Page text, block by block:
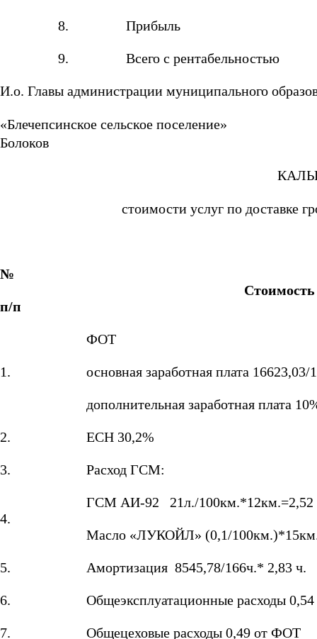
8. Прибыль
9. Всего с рентабельностью
И.о. Главы администрации муниципального
«Блечепсинское
Болоков
стоимости услуг по доставке
№
Стоимость
п/п
1.
ФОТ
основная заработная плата
дополнительная заработная плата
2. ЕСН 30,2%
3. Расход ГСМ:
4.
ГСМ АИ-92 21л./100км.*12км.=2,52
Масло «ЛУКОЙЛ» (0,1/
5. Амортизация 8545,78/166ч.* 2,83 ч.
6. Общеэксплуатационные расходы
7. Общецеховые расходы 0,49 от ФОТ